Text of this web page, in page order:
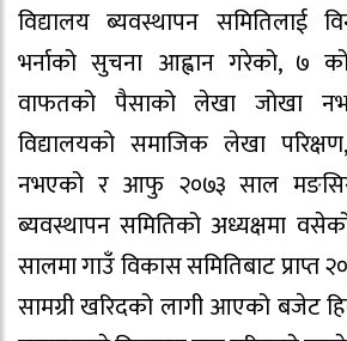
विद्यालय ब्यवस्थापन समितिलाई
भर्नाको सुचना आह्वान गरेको, ७
वाफतको पैसाको लेखा जोखा
विद्यालयको समाजिक लेखा
नभएको र आफु २०७३ साल
ब्यवस्थापन समितिको अध्यक्षमा
सालमा गाउँ विकास समितिबाट प्राप्त
सामग्री खरिदको लागी आएको बजेट